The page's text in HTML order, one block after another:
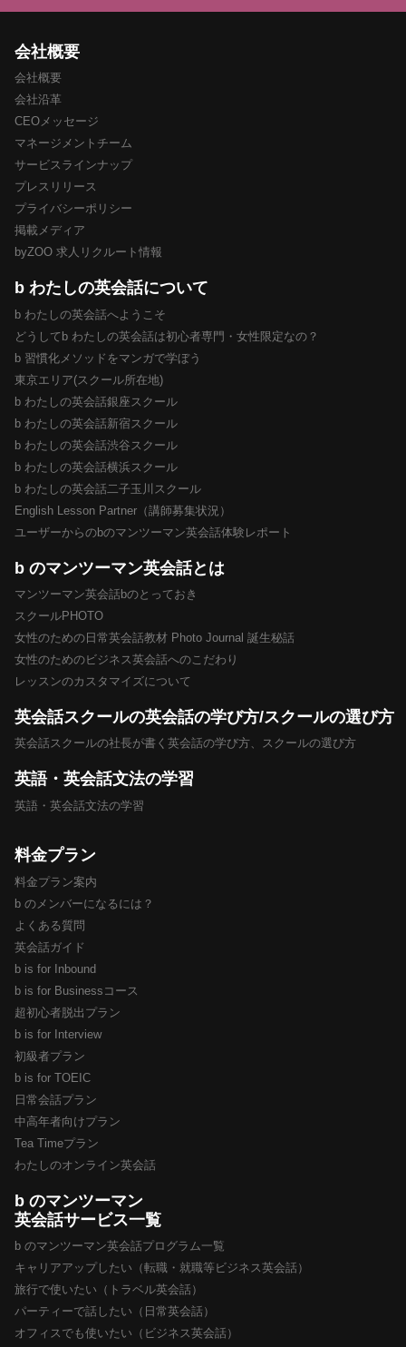
会社概要
会社概要
会社沿革
CEOメッセージ
マネージメントチーム
サービスラインナップ
プレスリリース
プライバシーポリシー
掲載メディア
byZOO 求人リクルート情報
b わたしの英会話について
b わたしの英会話へようこそ
どうしてb わたしの英会話は初心者専門・女性限定なの？
b 習慣化メソッドをマンガで学ぼう
東京エリア(スクール所在地)
b わたしの英会話銀座スクール
b わたしの英会話新宿スクール
b わたしの英会話渋谷スクール
b わたしの英会話横浜スクール
b わたしの英会話二子玉川スクール
English Lesson Partner（講師募集状況）
ユーザーからのbのマンツーマン英会話体験レポート
b のマンツーマン英会話とは
マンツーマン英会話bのとっておき
スクールPHOTO
女性のための日常英会話教材 Photo Journal 誕生秘話
女性のためのビジネス英会話へのこだわり
レッスンのカスタマイズについて
英会話スクールの英会話の学び方/スクールの選び方
英会話スクールの社長が書く英会話の学び方、スクールの選び方
英語・英会話文法の学習
英語・英会話文法の学習
料金プラン
料金プラン案内
b のメンバーになるには？
よくある質問
英会話ガイド
b is for Inbound
b is for Businessコース
超初心者脱出プラン
b is for Interview
初級者プラン
b is for TOEIC
日常会話プラン
中高年者向けプラン
Tea Timeプラン
わたしのオンライン英会話
b のマンツーマン
英会話サービス一覧
b のマンツーマン英会話プログラム一覧
キャリアアップしたい（転職・就職等ビジネス英会話）
旅行で使いたい（トラベル英会話）
パーティーで話したい（日常英会話）
オフィスでも使いたい（ビジネス英会話）